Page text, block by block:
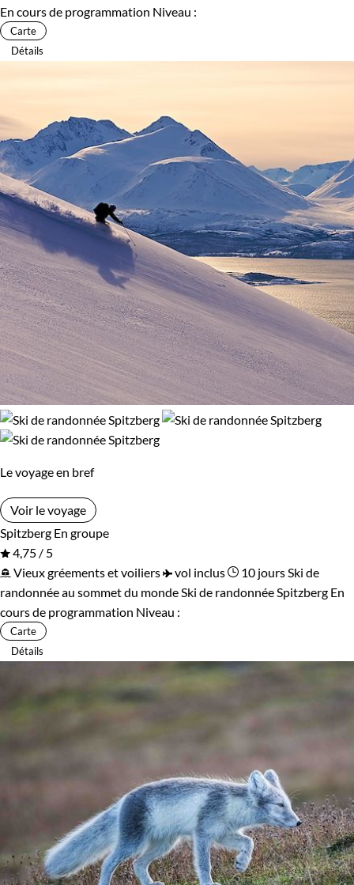
En cours de programmation Niveau :
Carte
Détails
Le voyage en bref
Voir le voyage
Spitzberg En groupe
4,75 / 5
Vieux gréements et voiliers
vol inclus 10 jours Ski de
randonnée au sommet du monde Ski de randonnée Spitzberg En
cours de programmation Niveau :
Carte
Détails